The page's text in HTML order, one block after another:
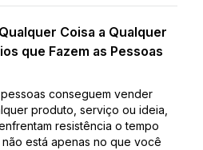
Coisa a Qualquer
que Fazem as Pessoas
conseguem vender
produto, serviço ou ideia,
resistência o tempo
está apenas no que você